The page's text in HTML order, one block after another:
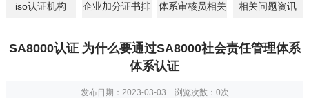
iso认证机构 企业加分证书排 体系审核员相关 相关问题资讯
SA8000认证 为什么要通过SA8000社会责任管理体系
体系认证
发布日期：2023-03-03 浏览次数： 0次